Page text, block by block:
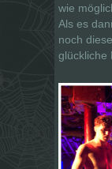
wie
Als es
noch
glückliche